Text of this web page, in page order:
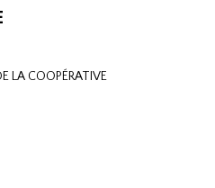
LA COOPÉRATIVE